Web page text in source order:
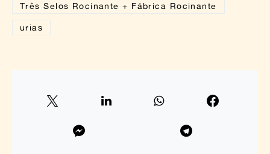
Três Selos Rocinante + Fábrica Rocinante
urias